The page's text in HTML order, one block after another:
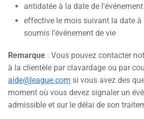
antidatée à la date de
effective le mois suivant la date à
soumis l'événement de vie
Remarque : Vous pouvez contacter
à la clientèle par clavardage ou par
aide@league.com si vous avez des
moment où vous devez signaler un
admissible et sur le délai de son